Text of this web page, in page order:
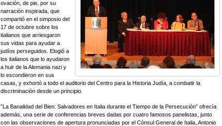
ovación, de pie, por su
narración inspirada, que
compartió en el simposio del
17 de octubre sobre los
italianos que arriesgaron
sus vidas para ayudar a
judíos perseguidos. Elogió a
los italianos que lo ayudaron
a huir de la Alemania nazi y
lo escondieron en sus
casas, y exhortó a todo el auditorio del Centro para la Historia Judía, a combatir la
discriminación desde un principio.
”La Banalidad del Bien: Salvadores en Italia durante el Tiempo de la Persecución” ofrecía
además, una serie de conferencias breves dadas por cuatro famosos panelistas, junto
con las observaciones de apertura pronunciadas por el Cónsul General de Italia, Antonio